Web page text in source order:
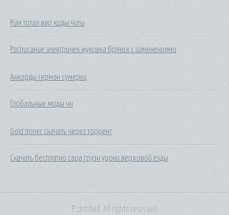
Рим тотал вар коды читы
Расписание электричек жуковка брянск с изменениями
Аккорды герман сумерки
Глобальные моды чн
Gold miner скачать через торрент
Скачать бесплатно сара груэн уроки верховой езды
© Untitled. All rights reserved.